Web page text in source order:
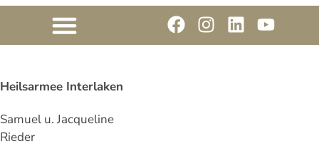
Heilsarmee Interlaken
Samuel u. Jacqueline
Rieder